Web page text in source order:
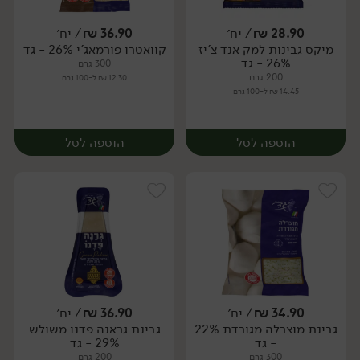
יח׳ יח׳
28.90
₪/ יח׳
מיקס גבינות למק אנד צ'יז
26% - גד
200 גרם
14.45 ₪ ל-100 גרם
הוספה לסל
יח׳
36.90
₪/ יח׳
קוואטרו פורמאג'י 26% - גד
300 גרם
12.30 ₪ ל-100 גרם
הוספה לסל
יח׳
34.90
₪/ יח׳
גבינת מוצרלה מגורדת 22%
- גד
300 גרם
36.90
₪/ יח׳
גבינת גראנה פדנו משולש
29% - גד
200 גרם